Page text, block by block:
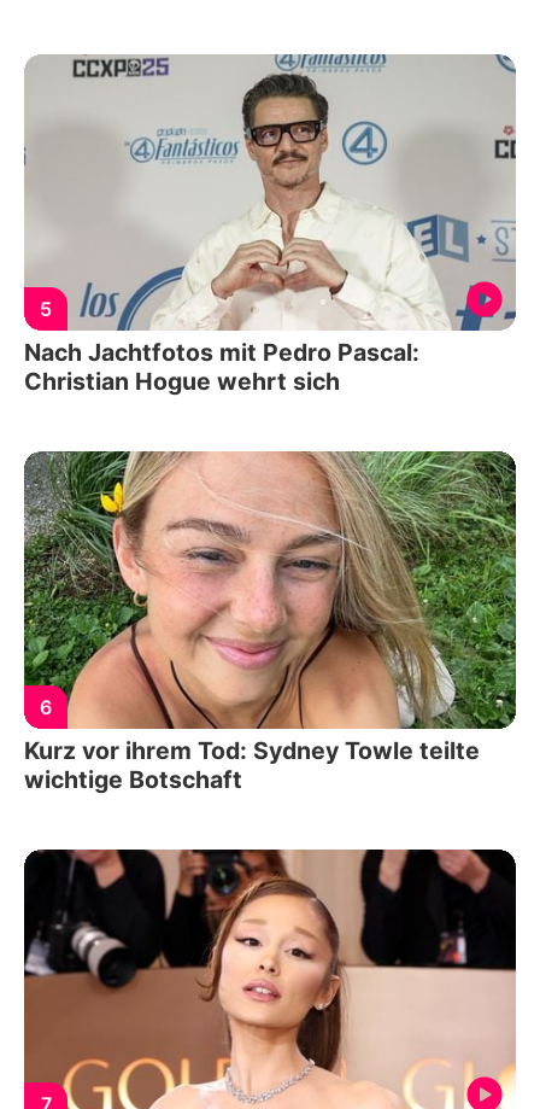
5
Nach Jachtfotos mit Pedro Pascal:
Christian Hogue wehrt sich
6
Kurz vor ihrem Tod: Sydney Towle teilte
wichtige Botschaft